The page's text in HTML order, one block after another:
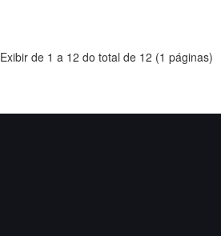
Exibir de 1 a 12 do total de 12 (1 páginas)